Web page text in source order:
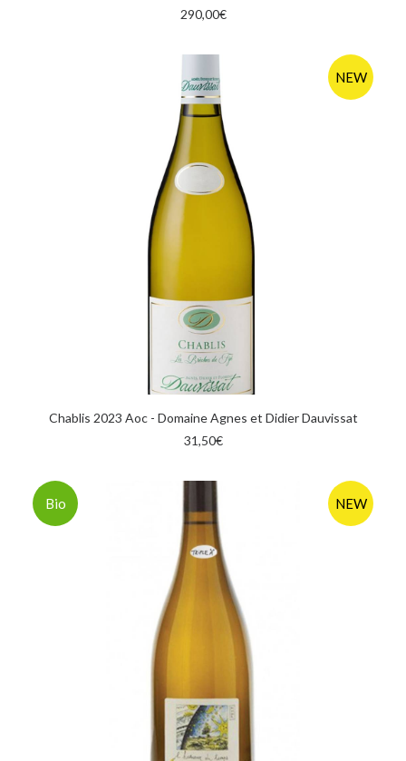
con altre informazioni che ha fornito loro o che hanno
290,00€
NEW
AGGIUNGI AL CARRELLO
Chablis 2023 Aoc - Domaine Agnes et Didier Dauvissat
31,50€
Bio NEW